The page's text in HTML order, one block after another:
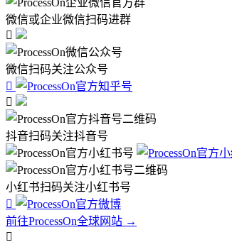
微信或企业微信扫码进群

微信扫码关注公众号


抖音扫码关注抖音号
小红书扫码关注小红书号

前往ProcessOn全球网站 →
